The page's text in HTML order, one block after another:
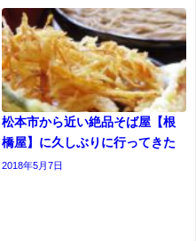
松本市から近い絶品そば屋【根
橋屋】に久しぶりに行ってきた
2018年5月7日